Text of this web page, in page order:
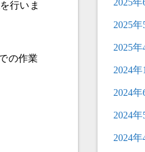
行いま
の作業
2025年
2025年
2024年
2024年
2024年
2024年